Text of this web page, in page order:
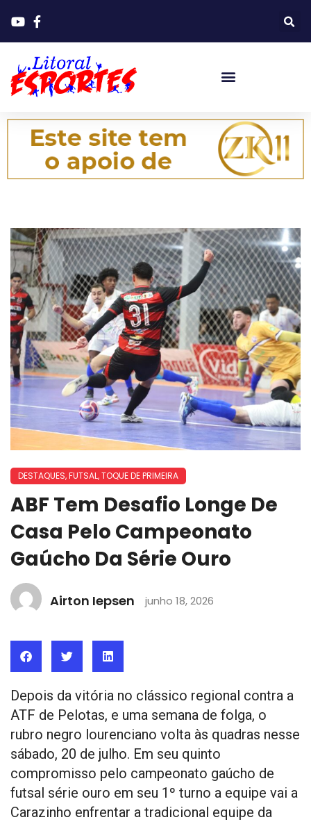
DESTAQUES,FUTSAL,TOQUE DE PRIMEIRA
ABF Tem Desafio Longe De
Casa Pelo Campeonato
Gaúcho Da Série Ouro
Airton Iepsen junho 18, 2026
Depois da vitória no clássico regional contra a
ATF de Pelotas, e uma semana de folga, o
rubro negro lourenciano volta às quadras nesse
sábado, 20 de julho. Em seu quinto
compromisso pelo campeonato gaúcho de
futsal série ouro em seu 1º turno a equipe vai a
Carazinho enfrentar a tradicional equipe da